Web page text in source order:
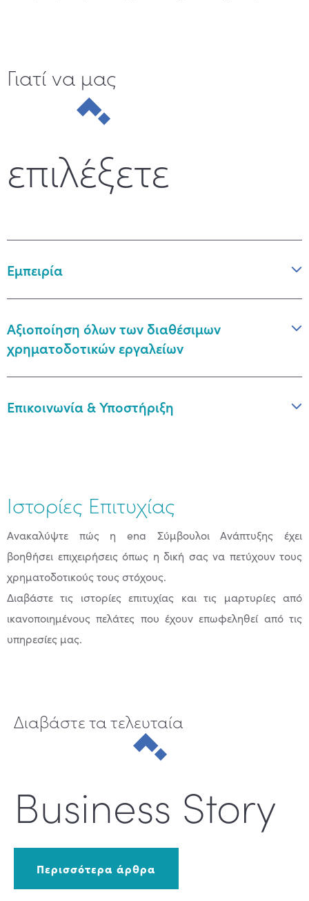
Γιατί να μας
επιλέξετε
Εμπειρία
Αξιοποίηση όλων των διαθέσιμων
χρηματοδοτικών εργαλείων
Επικοινωνία & Υποστήριξη
Ιστορίες Επιτυχίας
Ανακαλύψτε πώς η ena Σύμβουλοι Ανάπτυξης έχει
βοηθήσει επιχειρήσεις όπως η δική σας να πετύχουν τους
χρηματοδοτικούς τους στόχους.
Διαβάστε τις ιστορίες επιτυχίας και τις μαρτυρίες από
ικανοποιημένους πελάτες που έχουν επωφεληθεί από τις
υπηρεσίες μας.
Διαβάστε τα τελευταία
Business Story
Περισσότερα άρθρα